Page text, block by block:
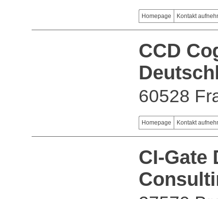
Homepage Kontakt
CCD
60528
Homepage Kontakt
CI-Gate